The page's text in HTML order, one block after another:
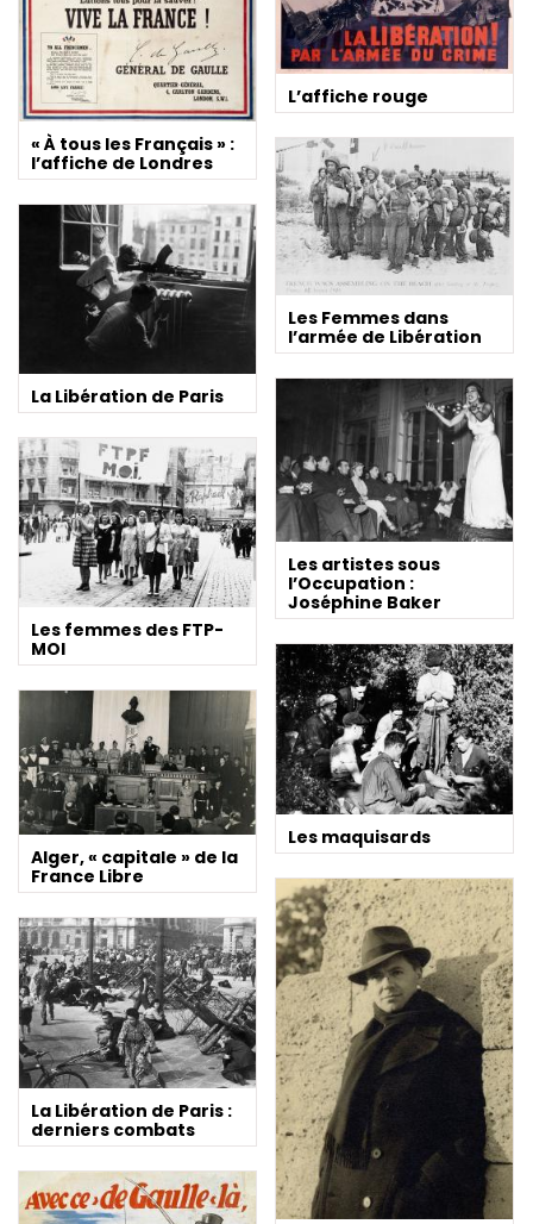
L’affiche rouge
« À tous les Français » :
l’affiche de Londres
Les Femmes dans
l’armée de Libération
La Libération de Paris
Les artistes sous
l’Occupation :
Joséphine Baker
Les femmes des FTP-
MOI
Les maquisards
Alger, « capitale » de la
France Libre
La Libération de Paris :
derniers combats